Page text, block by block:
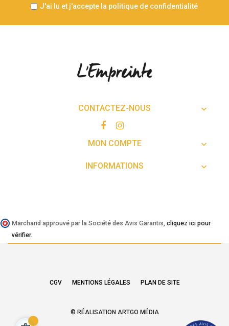
J'ai lu et j'accepte la politique de confidentialité
CONTACTEZ-NOUS 
MON COMPTE 
INFORMATIONS 
Marchand approuvé par la Société des Avis Garantis, cliquez ici pour
vérifier.
CGV MENTIONS LÉGALES PLAN DE SITE
© RÉALISATION ARTGO MÉDIA